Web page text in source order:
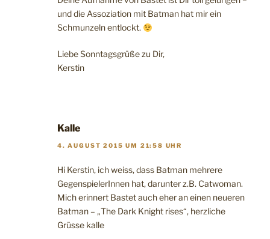
und die Assoziation mit Batman hat mir ein
Schmunzeln entlockt.
Liebe Sonntagsgrüße zu Dir,
Kerstin
Kalle
4. AUGUST 2015 UM 21:58 UHR
Hi Kerstin, ich weiss, dass Batman mehrere
GegenspielerInnen hat, darunter z.B. Catwoman.
Mich erinnert Bastet auch eher an einen neueren
Batman – „The Dark Knight rises“, herzliche
Grüsse kalle